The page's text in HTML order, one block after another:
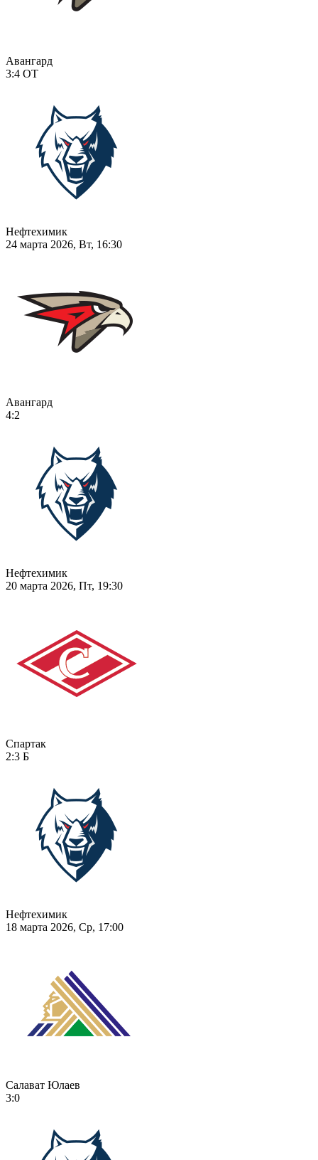
Авангард
3:4 ОТ
Нефтехимик
24 марта 2026, Вт, 16:30
Авангард
4:2
Нефтехимик
20 марта 2026, Пт, 19:30
Спартак
2:3 Б
Нефтехимик
18 марта 2026, Ср, 17:00
Салават Юлаев
3:0